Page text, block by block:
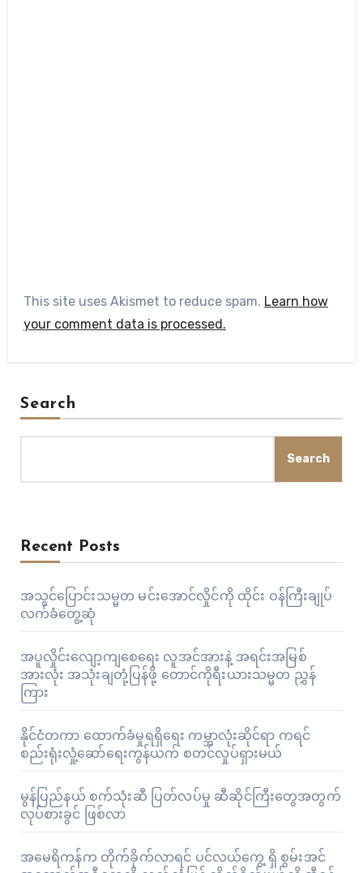
This site uses Akismet to reduce spam. Learn how
your comment data is processed.
Search
Search
Recent Posts
အသွင်ပြောင်းသမ္မတ မင်းအောင်လှိုင်ကို ထိုင်း ဝန်ကြီးချုပ်
လက်ခံတွေ့ဆုံ
အပူလှိုင်းလျော့ကျစေရေး လူအင်အားနဲ့ အရင်းအမြစ်
အားလုံး အသုံးချတုံ့ပြန်ဖို့ တောင်ကိုရီးယားသမ္မတ ညွှန်
ကြား
နိုင်ငံတကာ ထောက်ခံမှုရရှိရေး ကမ္ဘာလုံးဆိုင်ရာ ကရင်
စည်းရုံးလှုံ့ဆော်ရေးကွန်ယက် စတင်လှုပ်ရှားမယ်
မွန်ပြည်နယ် စက်သုံးဆီ ပြတ်လပ်မှု ဆီဆိုင်ကြီးတွေအတွက်
လုပ်စားခွင် ဖြစ်လာ
အမေရိကန်က တိုက်ခိုက်လာရင် ပင်လယ်ကွေ့ ရှိ စွမ်းအင်